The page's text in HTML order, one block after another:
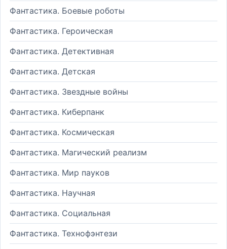
Фантастика. Боевые роботы
Фантастика. Героическая
Фантастика. Детективная
Фантастика. Детская
Фантастика. Звездные войны
Фантастика. Киберпанк
Фантастика. Космическая
Фантастика. Магический реализм
Фантастика. Мир пауков
Фантастика. Научная
Фантастика. Социальная
Фантастика. Технофэнтези